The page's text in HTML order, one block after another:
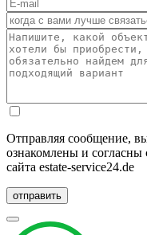
Отправляя сообщение,
ознакомлены и согласны
сайта estate-service24.de
отправить